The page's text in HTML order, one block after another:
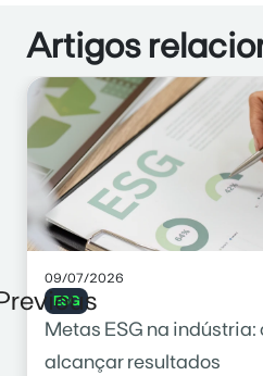
Artigos
09/07/2026
ESG
Metas ESG na
alcançar resultados